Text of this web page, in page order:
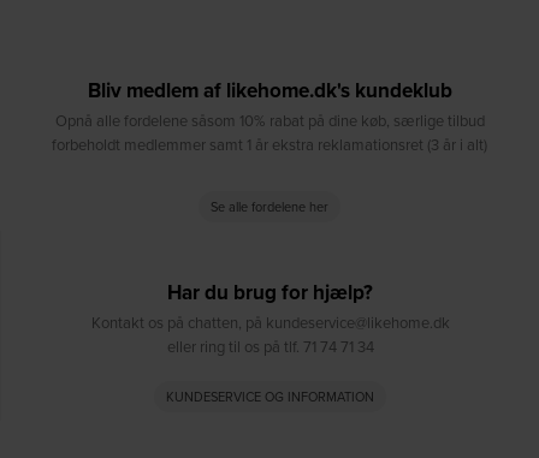
Bliv medlem af likehome.dk's kundeklub
Opnå alle fordelene såsom 10% rabat på dine køb, særlige tilbud
forbeholdt medlemmer samt 1 år ekstra reklamationsret (3 år i alt)
Se alle fordelene her
Har du brug for hjælp?
Kontakt os på chatten, på kundeservice@likehome.dk
eller ring til os på tlf. 71 74 71 34
KUNDESERVICE OG INFORMATION